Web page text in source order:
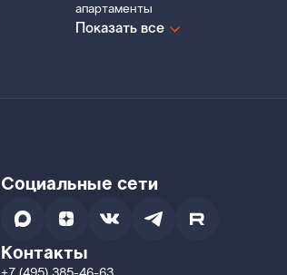
апартаменты
Показать все
Социальные сети
Контакты